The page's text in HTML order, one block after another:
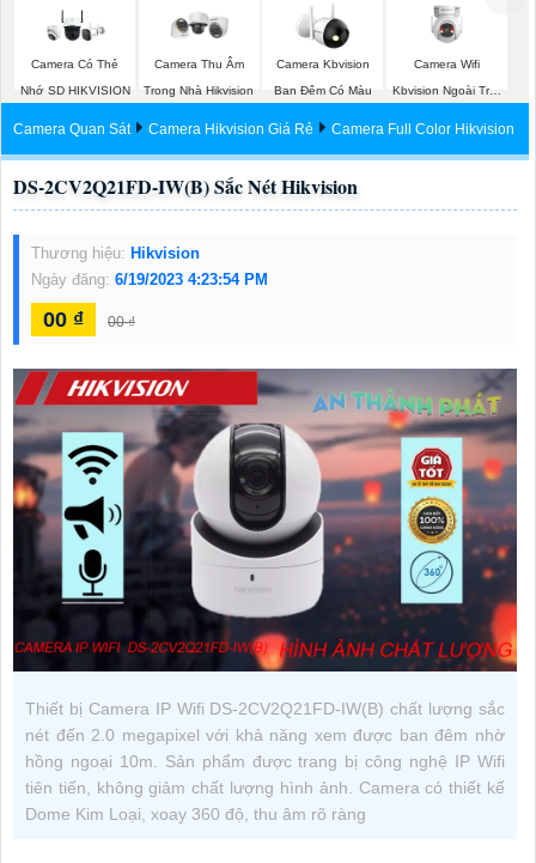
Camera Có Thẻ
Nhớ SD HIKVISION
Camera Thu Âm
Trong Nhà Hikvision
Camera Kbvision
Ban Đêm Có Màu
Camera Wifi
Kbvision Ngoài Trời
Camera Quan Sát Camera Hikvision Giá Rẻ Camera Full Color Hikvision
DS-2CV2Q21FD-IW(B) Sắc Nét Hikvision
Thương hiệu: Hikvision
Ngày đăng: 6/19/2023 4:23:54 PM
00 ₫ 00 ₫
Thiết bị Camera IP Wifi DS-2CV2Q21FD-IW(B) chất lượng sắc
nét đến 2.0 megapixel với khả năng xem được ban đêm nhờ
hồng ngoại 10m. Sản phẩm được trang bị công nghệ IP Wifi
tiên tiến, không giảm chất lượng hình ảnh. Camera có thiết kế
Dome Kim Loại, xoay 360 độ, thu âm rõ ràng